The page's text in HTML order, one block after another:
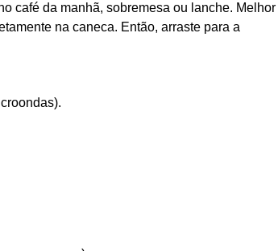
café da manhã, sobremesa ou lanche. Melhor
na caneca. Então, arraste para a